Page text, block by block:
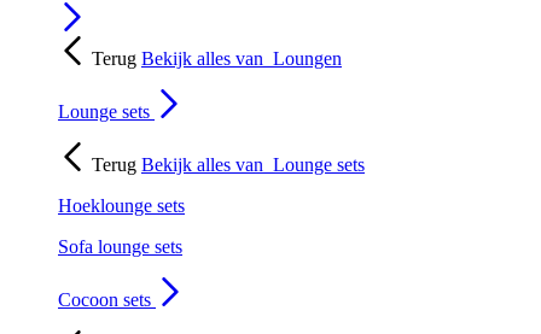
Terug Bekijk alles van Loungen
Lounge sets
Terug Bekijk alles van Lounge sets
Hoeklounge sets
Sofa lounge sets
Cocoon sets